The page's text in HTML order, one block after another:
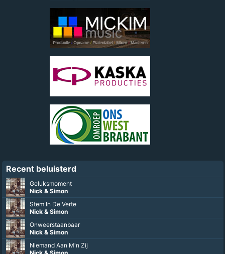
Recent beluisterd
Geluksmoment
Nick & Simon
Stem In De Verte
Nick & Simon
Onweerstaanbaar
Nick & Simon
Niemand Aan M'n Zij